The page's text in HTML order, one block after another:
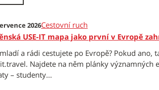
2026Cestovní ruch
USE-IT mapa jako první v Evropě
mladí a rádi cestujete po Evropě? Pokud
Najdete na něm plánky významných
– studenty...